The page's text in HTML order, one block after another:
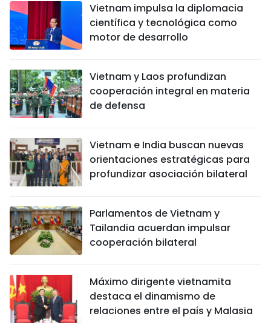
Vietnam impulsa la diplomacia
científica y tecnológica como
motor de desarrollo
Vietnam y Laos profundizan
cooperación integral en materia
de defensa
Vietnam e India buscan nuevas
orientaciones estratégicas para
profundizar asociación bilateral
Parlamentos de Vietnam y
Tailandia acuerdan impulsar
cooperación bilateral
Máximo dirigente vietnamita
destaca el dinamismo de
relaciones entre el país y Malasia